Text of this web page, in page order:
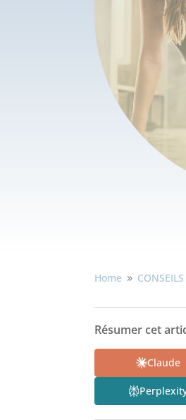
Home 9
Résumer cet
Claude